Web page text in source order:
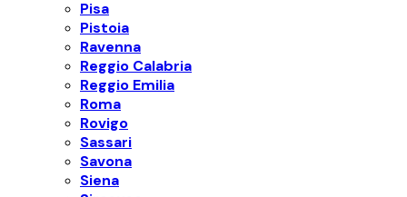
Pisa
Pistoia
Ravenna
Reggio Calabria
Reggio Emilia
Roma
Rovigo
Sassari
Savona
Siena